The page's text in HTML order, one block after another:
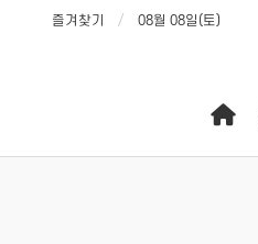
즐겨찾기 08월 08일(토)